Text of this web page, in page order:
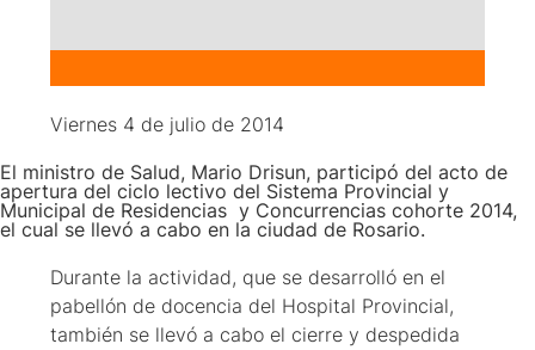
Viernes 4 de julio de 2014
El ministro de Salud, Mario Drisun, participó del acto de
apertura del ciclo lectivo del Sistema Provincial y
Municipal de Residencias y Concurrencias cohorte 2014,
el cual se llevó a cabo en la ciudad de Rosario.
Durante la actividad, que se desarrolló en el
pabellón de docencia del Hospital Provincial,
también se llevó a cabo el cierre y despedida